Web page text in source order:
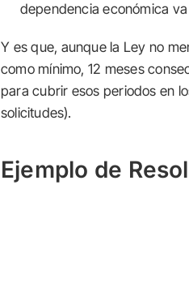
dependencia económica
Y es que, aunque la Ley no
como mínimo, 12 meses
para cubrir esos periodos en
solicitudes).
Ejemplo de